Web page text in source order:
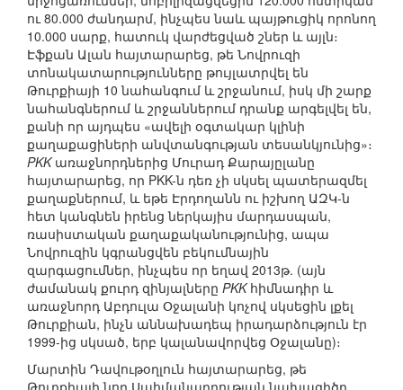
ու 80.000 ժանդարմ, ինչպես նաև պայթուցիկ որոնող
10.000 սարք, հատուկ վարժեցված շներ և այլն։
Էֆքան Ալան հայտարարեց, թե Նովրուզի
տոնակատարությունները թույլատրվել են
Թուրքիայի 10 նահանգում և շրջանում, իսկ մի շարք
նահանգներում և շրջաններում դրանք արգելվել են,
քանի որ այդպես «ավելի օգտակար կլինի
քաղաքացիների անվտանգության տեսանկյունից»։
PKKառաջնորդներից Մուրադ Քարայըլանը
հայտարարեց, որ PKK-ն դեռ չի սկսել պատերազմել
քաղաքներում, և եթե Էրդողանն ու իշխող ԱԶԿ-ն
հետ կանգնեն իրենց ներկայիս մարդասպան,
ռասիստական քաղաքականությունից, ապա
Նովրուզին կգրանցվեն բեկումնային
զարգացումներ, ինչպես որ եղավ 2013թ. (այն
ժամանակ քուրդ զինյալները PKKհիմնադիր և
առաջնորդ Աբդուլա Օջալանի կոչով սկսեցին լքել
Թուրքիան, ինչն աննախադեպ իրադարձություն էր
1999-ից սկսած, երբ կալանավորվեց Օջալանը)։
Մարտին Դավութօղլուն հայտարարեց, թե